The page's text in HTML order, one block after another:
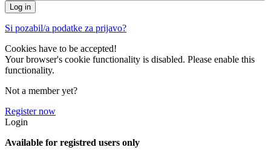
Si pozabil/a podatke za prijavo?
Cookies have to be accepted!
Your browser's cookie functionality is disabled. Please enable this
functionality.
Not a member yet?
Register now
Login
Available for registred users only